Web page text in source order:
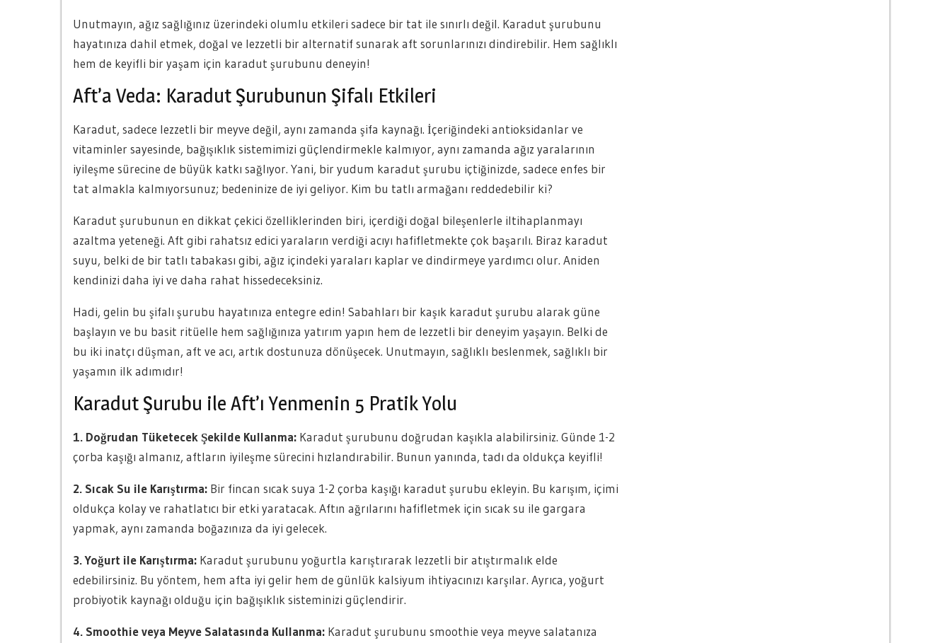
Unutmayın, ağız sağlığınız üzerindeki olumlu etkileri sadece bir tat ile sınırlı değil. Karadut şurubunu
hayatınıza dahil etmek, doğal ve lezzetli bir alternatif sunarak aft sorunlarınızı dindirebilir. Hem sağlıklı
hem de keyifli bir yaşam için karadut şurubunu deneyin!
Aft’a Veda: Karadut Şurubunun Şifalı Etkileri
Karadut, sadece lezzetli bir meyve değil, aynı zamanda şifa kaynağı. İçeriğindeki antioksidanlar ve
vitaminler sayesinde, bağışıklık sistemimizi güçlendirmekle kalmıyor, aynı zamanda ağız yaralarının
iyileşme sürecine de büyük katkı sağlıyor. Yani, bir yudum karadut şurubu içtiğinizde, sadece enfes bir
tat almakla kalmıyorsunuz; bedeninize de iyi geliyor. Kim bu tatlı armağanı reddedebilir ki?
Karadut şurubunun en dikkat çekici özelliklerinden biri, içerdiği doğal bileşenlerle iltihaplanmayı
azaltma yeteneği. Aft gibi rahatsız edici yaraların verdiği acıyı hafifletmekte çok başarılı. Biraz karadut
suyu, belki de bir tatlı tabakası gibi, ağız içindeki yaraları kaplar ve dindirmeye yardımcı olur. Aniden
kendinizi daha iyi ve daha rahat hissedeceksiniz.
Hadi, gelin bu şifalı şurubu hayatınıza entegre edin! Sabahları bir kaşık karadut şurubu alarak güne
başlayın ve bu basit ritüelle hem sağlığınıza yatırım yapın hem de lezzetli bir deneyim yaşayın. Belki de
bu iki inatçı düşman, aft ve acı, artık dostunuza dönüşecek. Unutmayın, sağlıklı beslenmek, sağlıklı bir
yaşamın ilk adımıdır!
Karadut Şurubu ile Aft’ı Yenmenin 5 Pratik Yolu
1. Doğrudan Tüketecek Şekilde Kullanma: Karadut şurubunu doğrudan kaşıkla alabilirsiniz. Günde 1-2
çorba kaşığı almanız, aftların iyileşme sürecini hızlandırabilir. Bunun yanında, tadı da oldukça keyifli!
2. Sıcak Su ile Karıştırma: Bir fincan sıcak suya 1-2 çorba kaşığı karadut şurubu ekleyin. Bu karışım, içimi
oldukça kolay ve rahatlatıcı bir etki yaratacak. Aftın ağrılarını hafifletmek için sıcak su ile gargara
yapmak, aynı zamanda boğazınıza da iyi gelecek.
3. Yoğurt ile Karıştırma: Karadut şurubunu yoğurtla karıştırarak lezzetli bir atıştırmalık elde
edebilirsiniz. Bu yöntem, hem afta iyi gelir hem de günlük kalsiyum ihtiyacınızı karşılar. Ayrıca, yoğurt
probiyotik kaynağı olduğu için bağışıklık sisteminizi güçlendirir.
4. Smoothie veya Meyve Salatasında Kullanma: Karadut şurubunu smoothie veya meyve salatanıza